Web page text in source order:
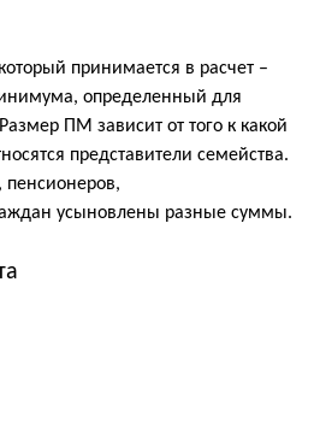
принимается в расчет –
определенный для
ПМ зависит от того к какой
представители семейства.
усыновлены разные суммы.